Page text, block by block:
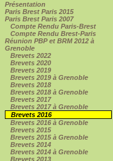
Présentation
Paris Brest Paris 2015
Paris Brest Paris 2007
Compte Rendu Paris-Brest
Compte Rendu Brest-Paris
Réunion PBP et BRM 2012 à
Grenoble
Brevets 2022
Brevets 2020
Brevets 2019
Brevets 2019 à Grenoble
Brevets 2018
Brevets 2018 à Grenoble
Brevets 2017
Brevets 2017 à Grenoble
Brevets 2016
Brevets 2016 à Grenoble
Brevets 2015
Brevets 2015 à Grenoble
Brevets 2014
Brevets 2014 à Grenoble
Brevets 2013